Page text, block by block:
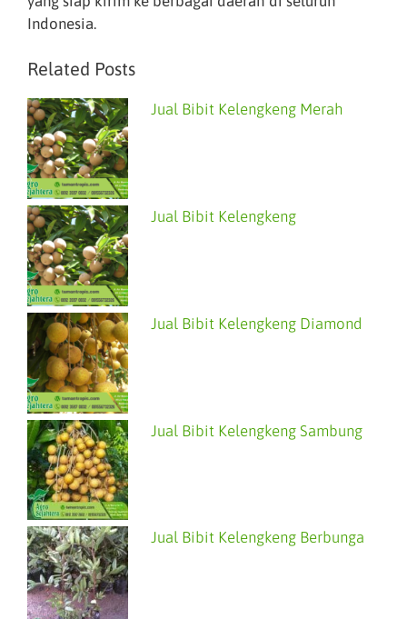
Indonesia.
Related Posts
Jual Bibit Kelengkeng Merah
Jual Bibit Kelengkeng
Jual Bibit Kelengkeng Diamond
Jual Bibit Kelengkeng Sambung
Jual Bibit Kelengkeng Berbunga